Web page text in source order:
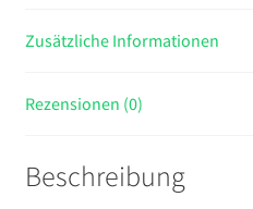
kg,
Klapptritt,
Küche,
Zusätzliche Informationen
Rezensionen (0)
Beschreibung